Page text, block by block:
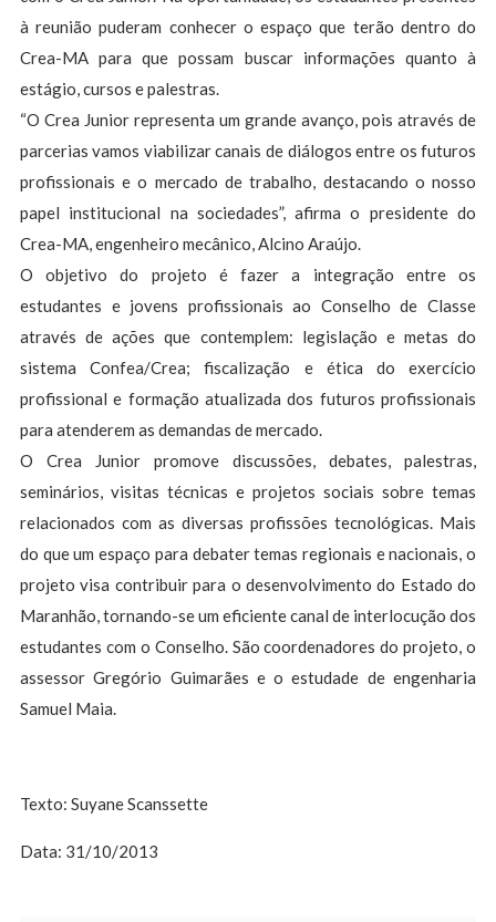
à reunião puderam conhecer o espaço que terão dentro do
Crea-MA para que possam buscar informações quanto à
estágio, cursos e palestras.
“O Crea Junior representa um grande avanço, pois através de
parcerias vamos viabilizar canais de diálogos entre os futuros
profissionais e o mercado de trabalho, destacando o nosso
papel institucional na sociedades”, afirma o presidente do
Crea-MA, engenheiro mecânico, Alcino Araújo.
O objetivo do projeto é fazer a integração entre os
estudantes e jovens profissionais ao Conselho de Classe
através de ações que contemplem: legislação e metas do
sistema Confea/Crea; fiscalização e ética do exercício
profissional e formação atualizada dos futuros profissionais
para atenderem as demandas de mercado.
O Crea Junior promove discussões, debates, palestras,
seminários, visitas técnicas e projetos sociais sobre temas
relacionados com as diversas profissões tecnológicas. Mais
do que um espaço para debater temas regionais e nacionais, o
projeto visa contribuir para o desenvolvimento do Estado do
Maranhão, tornando-se um eficiente canal de interlocução dos
estudantes com o Conselho. São coordenadores do projeto, o
assessor Gregório Guimarães e o estudade de engenharia
Samuel Maia.
Texto: Suyane Scanssette
Data: 31/10/2013